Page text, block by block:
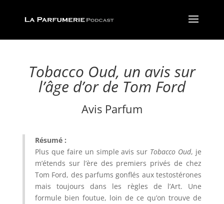
Tobacco Oud, un avis sur
l’âge d’or de Tom Ford
Avis Parfum
Résumé :
Plus que faire un simple avis sur Tobacco Oud, je
m’étends sur l’ère des premiers privés de chez
Tom Ford, des parfums gonflés aux testostérones
mais toujours dans les règles de l’Art. Une
formule bien foutue, loin de ce qu’on trouve de